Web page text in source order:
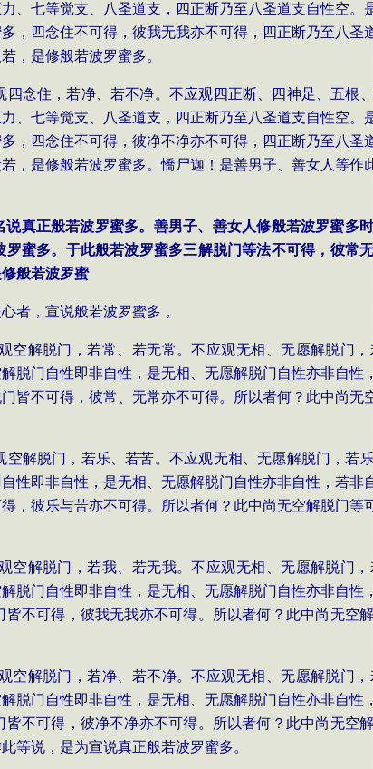
、七等觉支、八圣道支，四正断乃至八圣道支自性空
，四念住不可得，彼我无我亦不可得，四正断乃至八
，是修般若波罗蜜多。
念住，若净、若不净。不应观四正断、四神足、五根
、七等觉支、八圣道支，四正断乃至八圣道支自性空
，四念住不可得，彼净不净亦不可得，四正断乃至八
，是修般若波罗蜜多。憍尸迦！是善男子、善女人等作
真正般若波罗蜜多。善男子、善女人修般若波罗蜜多
蜜多。于此般若波罗蜜多三解脱门等法不可得，彼常
般若波罗蜜
者，宣说般若波罗蜜多，
空解脱门，若常、若无常。不应观无相、无愿解脱门
脱门自性即非自性，是无相、无愿解脱门自性亦非自性
皆不可得，彼常、无常亦不可得。所以者何？此中尚
解脱门，若乐、若苦。不应观无相、无愿解脱门，若
性即非自性，是无相、无愿解脱门自性亦非自性，若
，彼乐与苦亦不可得。所以者何？此中尚无空解脱门
空解脱门，若我、若无我。不应观无相、无愿解脱门
脱门自性即非自性，是无相、无愿解脱门自性亦非自性
不可得，彼我无我亦不可得。所以者何？此中尚无空
空解脱门，若净、若不净。不应观无相、无愿解脱门
脱门自性即非自性，是无相、无愿解脱门自性亦非自性
不可得，彼净不净亦不可得。所以者何？此中尚无空
等说，是为宣说真正般若波罗蜜多。